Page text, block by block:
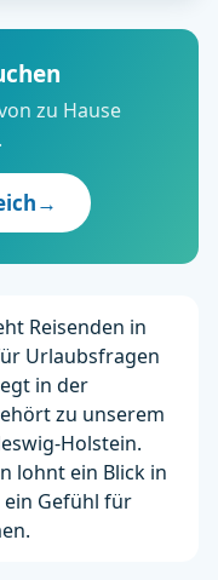
zu Hause
→
Reisenden in
Urlaubsfragen
in der
zu unserem
Holstein.
lohnt ein Blick in
ein Gefühl für